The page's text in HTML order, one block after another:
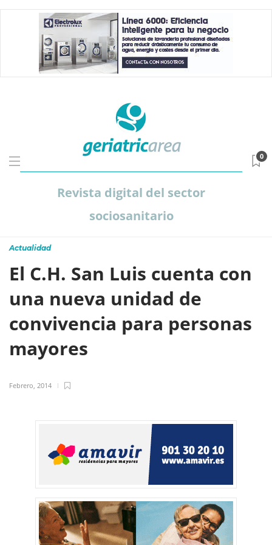
Revista digital del sector
sociosanitario
0
Actualidad
El C.H. San Luis cuenta con
una nueva unidad de
convivencia para personas
mayores
Febrero, 2014